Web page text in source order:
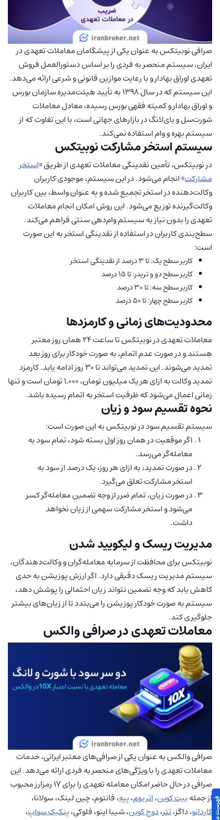
صرافی نوبیتکس به عنوان یکی از پیشگامان معاملات تعهدی در
ایران، سیستم منحصر به فردی را بر اساس دستورالعمل فروش
تعهدی اوراق بهادار و با رعایت موازین قانونی و شرعی ارائه می‌دهد.
این سیستم که در سال 1398 به تأیید هیئت‌مدیره سازمان بورس
و اوراق بهادار و کمیته فقهی بورس رسیده، معادل معاملات
شورت‌سل و بای‌لانگ در بازارهای جهانی است، با این تفاوت که از
سیستم بهره و وام استفاده نمی‌کند.
سیستم استخر مشارکت نوبیتکس
در نوبیتکس، تأمین نقدینگی معاملات تعهدی از طریق «استخر
مشارکت» انجام می‌شود. در این سیستم، موجودی کاربران
وکالت‌دهنده در استخر تجمیع شده و به عنوان واسط، بین کاربران
وکالت‌گیرنده توزیع می‌شود. این روش امکان انجام معاملات
تعهدی را بدون نیاز به سیستم وام‌دهی سنتی فراهم می‌کند.
سطح‌بندی کاربران در استفاده از نقدینگی استخر به این صورت
است:
کاربر سطح یک: تا 3 درصد از نقدینگی استخر
کاربر سطح دو و تریدر: تا 15 درصد
کاربر سطح سه: تا 30 درصد
کاربر سطح چهار: تا 50 درصد
محدودیت‌های زمانی و کارمزدها
معاملات تعهدی در نوبیتکس تا ساعت 24 همان روز معتبر
هستند و در صورت عدم اتمام، به صورت خودکار برای روز بعد
تمدید می‌شوند. این تمدید می‌تواند تا 30 روز ادامه یابد. کارمزد
تمدید وکالت به ازای هر یک میلیون تومان، 1,000 تومان است و تنها
زمانی اعمال می‌شود که ظرفیت استخر به اتمام رسیده باشد.
نحوه تقسیم سود و زیان
سیستم تقسیم سود در نوبیتکس به این صورت است:
اگر موقعیت در همان روز اول بسته شود، تمام سود به
معامله‌گر می‌رسد.
در صورت تمدید، به ازای هر روز، یک درصد از سود به
استخر مشارکت تعلق می‌گیرد.
در صورت زیان، تمام ضرر از وجه تضمین معامله‌گر کسر
می‌شود و استخر مشارکت سهمی از زیان نخواهد
داشت.
مدیریت ریسک و لیکویید شدن
نوبیتکس برای محافظت از سرمایه معامله‌گران و وکالت‌دهندگان،
سیستم مدیریت ریسک دقیقی دارد. اگر ارزش پوزیشن به حدی
کاهش یابد که وجه تضمین نتواند زیان احتمالی را پوشش دهد،
سیستم به صورت خودکار پوزیشن را می‌بندد تا از زیان‌های بیشتر
جلوگیری کند.
معاملات تعهدی در صرافی والکس
صرافی والکس به عنوان یکی از صرافی‌های معتبر ایرانی، خدمات
معاملات تعهدی را با ویژگی‌های منحصر به فردی ارائه می‌دهد. این
صرافی در حال حاضر امکان معامله تعهدی را برای 17 رمزارز محبوب
از جملهبیت کوین،اتریوم،پپه، فانتوم، چین لینک، سولانا،
کاردانو، داگز،تتر،دوج کوین، شیبا اینو، فلوکی،پنکیک سواپ،